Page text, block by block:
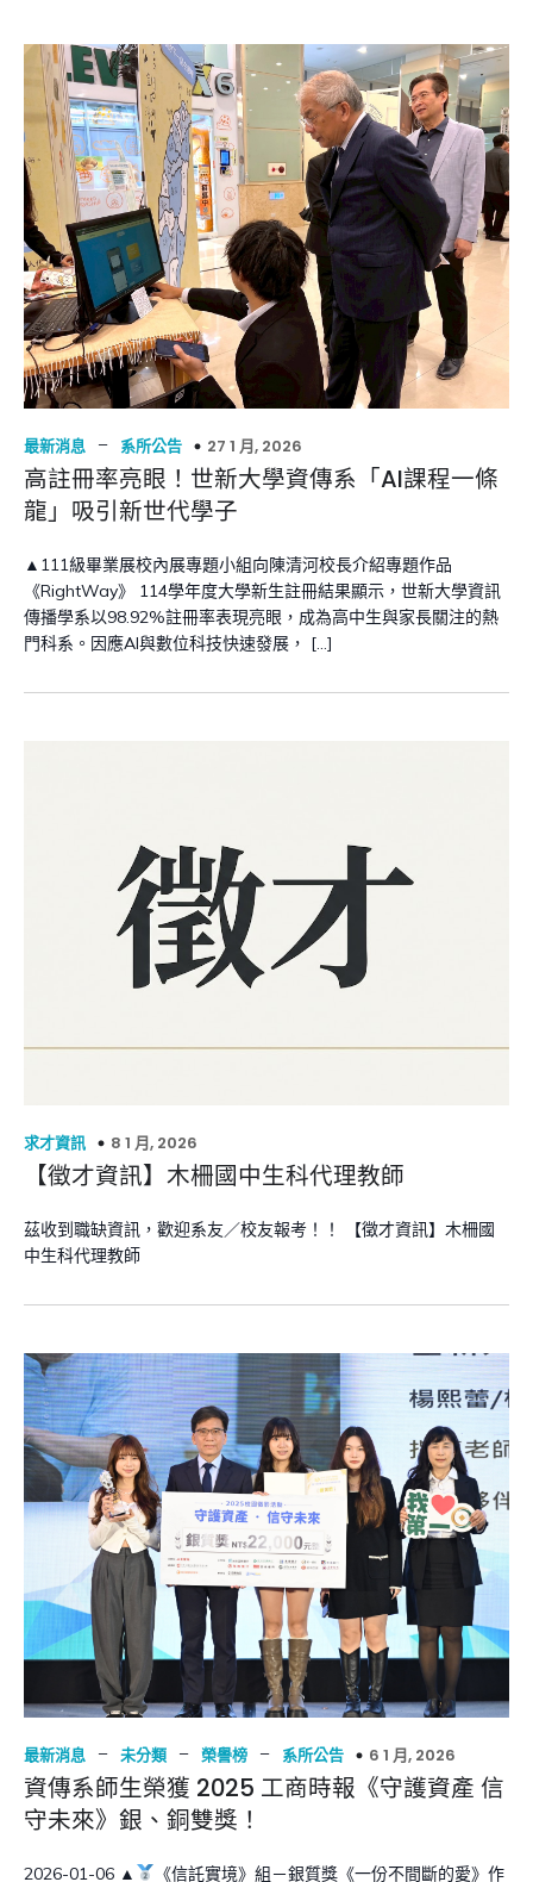
最新消息 – 系所公告 27 1 月, 2026
高註冊率亮眼！世新大學資傳系「AI課程一條
龍」吸引新世代學子
▲111級畢業展校內展專題小組向陳清河校長介紹專題作品
《RightWay》 114學年度大學新生註冊結果顯示，世新大學資訊
傳播學系以98.92%註冊率表現亮眼，成為高中生與家長關注的熱
門科系。因應AI與數位科技快速發展， […]
求才資訊 8 1 月, 2026
【徵才資訊】木柵國中生科代理教師
茲收到職缺資訊，歡迎系友／校友報考！！ 【徵才資訊】木柵國
中生科代理教師
最新消息 – 未分類 – 榮譽榜 – 系所公告 6 1 月, 2026
資傳系師生榮獲 2025 工商時報《守護資產 信
守未來》銀、銅雙獎！
2026-01-06 ▲ 《信託實境》組－銀質獎《一份不間斷的愛》作